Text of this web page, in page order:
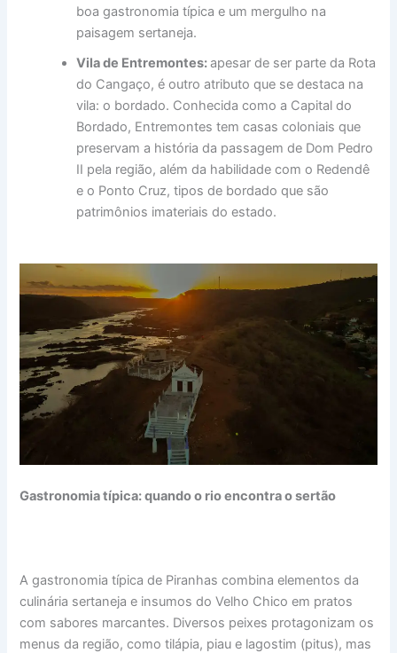
boa gastronomia típica e um mergulho na
paisagem sertaneja.
Vila de Entremontes:apesar de ser parte da Rota
do Cangaço, é outro atributo que se destaca na
vila: o bordado. Conhecida como a Capital do
Bordado, Entremontes tem casas coloniais que
preservam a história da passagem de Dom Pedro
II pela região, além da habilidade com o Redendê
e o Ponto Cruz, tipos de bordado que são
patrimônios imateriais do estado.
Gastronomia típica: quando o rio encontra o sertão
A gastronomia típica de Piranhas combina elementos da
culinária sertaneja e insumos do Velho Chico em pratos
com sabores marcantes. Diversos peixes protagonizam os
menus da região, como tilápia, piau e lagostim (pitus), mas